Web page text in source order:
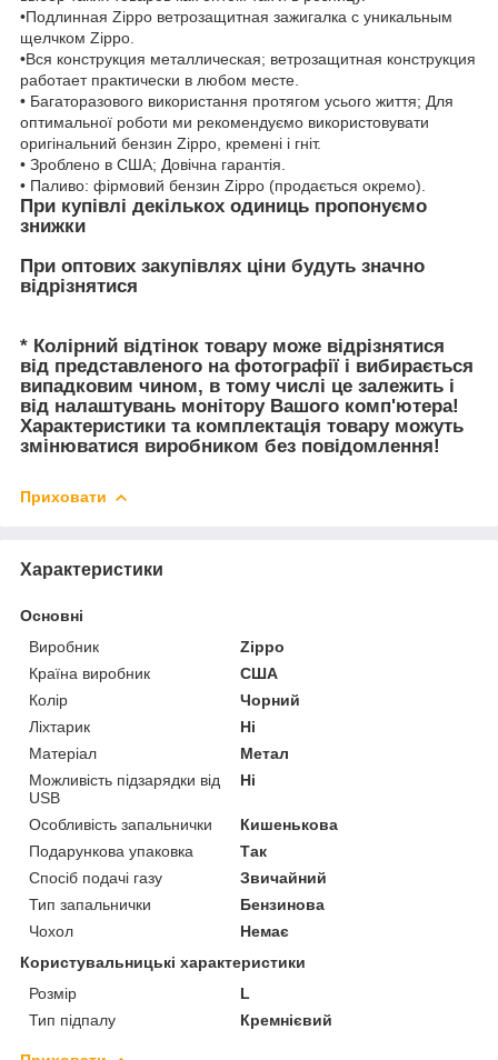
•Подлинная Zippo ветрозащитная зажигалка с уникальным
щелчком Zippo.
•Вся конструкция металлическая; ветрозащитная конструкция
работает практически в любом месте.
• Багаторазового використання протягом усього життя; Для
оптимальної роботи ми рекомендуємо використовувати
оригінальний бензин Zippo, кремені і гніт.
• Зроблено в США; Довічна гарантія.
• Паливо: фірмовий бензин Zippo (продається окремо).
При купівлі декількох одиниць пропонуємо
знижки
При оптових закупівлях ціни будуть значно
відрізнятися
* Колірний відтінок товару може відрізнятися
від представленого на фотографії і вибирається
випадковим чином, в тому числі це залежить і
від налаштувань монітору Вашого комп'ютера!
Характеристики та комплектація товару можуть
змінюватися виробником без повідомлення!
Приховати
Характеристики
Основні
Виробник
Zippo
Країна виробник
США
Колір
Чорний
Ліхтарик
Ні
Матеріал
Метал
Можливість підзарядки від
USB
Ні
Особливість запальнички
Кишенькова
Подарункова упаковка
Так
Спосіб подачі газу
Звичайний
Тип запальнички
Бензинова
Чохол
Немає
Користувальницькі характеристики
Розмір
L
Тип підпалу
Кремнієвий